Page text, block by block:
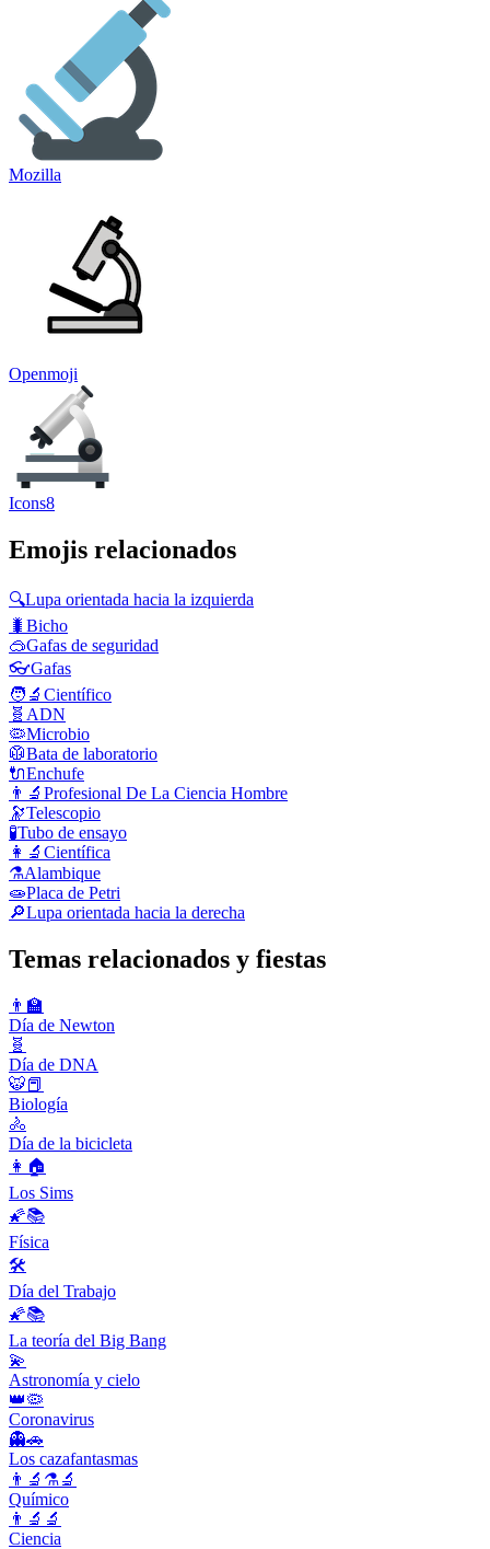
Mozilla
Openmoji
Icons8
Emojis relacionados
🔍Lupa orientada hacia la izquierda
🐛 Bicho
🥽Gafas de seguridad
👓Gafas
🧑‍🔬 Científico
🧬 ADN
🦠Microbio
🥼Bata de laboratorio
🔌Enchufe
👨‍🔬 Profesional De La Ciencia Hombre
🔭Telescopio
🧪Tubo de ensayo
👩‍🔬 Científica
⚗️Alambique
🧫Placa de Petri
🔎Lupa orientada hacia la derecha
Temas relacionados y fiestas
👨‍🏫
Día de Newton
🧬
Día de DNA
🐯📕
Biología
🚴
Día de la bicicleta
👩🏠
Los Sims
🌠📚
Física
🛠
Día del Trabajo
🌠📚
La teoría del Big Bang
💫
Astronomía y cielo
👑🦠
Coronavirus
👻🚗
Los cazafantasmas
👨‍🔬⚗️🔬
Químico
👨‍🔬🔬
Ciencia